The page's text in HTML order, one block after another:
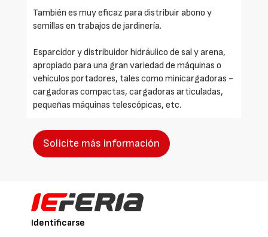
También es muy eficaz para distribuir abono y
semillas en trabajos de jardinería.
Esparcidor y distribuidor hidráulico de sal y arena,
apropiado para una gran variedad de máquinas o
vehículos portadores, tales como minicargadoras -
cargadoras compactas, cargadoras articuladas,
pequeñas máquinas telescópicas, etc.
Solicite más información
Identificarse